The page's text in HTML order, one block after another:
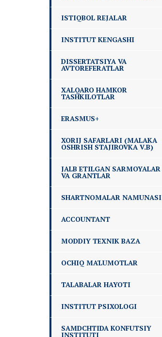
ISTIQBOL REJALAR
INSTITUT KENGASHI
DISSERTATSIYA VA
AVTOREFERATLAR
XALQARO HAMKOR
TASHKILOTLAR
ERASMUS+
XORIJ SAFARLARI (MALAKA
OSHRISH STAJIROVKA V.B)
JALB ETILGAN SARMOYALAR
VA GRANTLAR
SHARTNOMALAR NAMUNASI
ACCOUNTANT
MODDIY TEXNIK BAZA
OCHIQ MA'LUMOTLAR
TALABALAR HAYOTI
INSTITUT PSIXOLOGI
SAMDCHTIDA KONFUTSIY
INSTITUTI